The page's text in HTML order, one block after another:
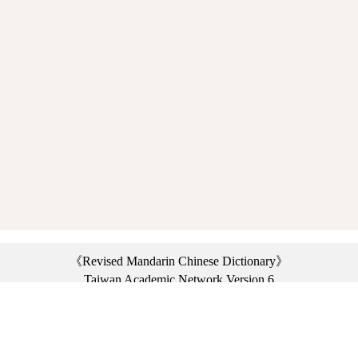
《Revised Mandarin Chinese Dictionary》
Taiwan Academic Network Version 6